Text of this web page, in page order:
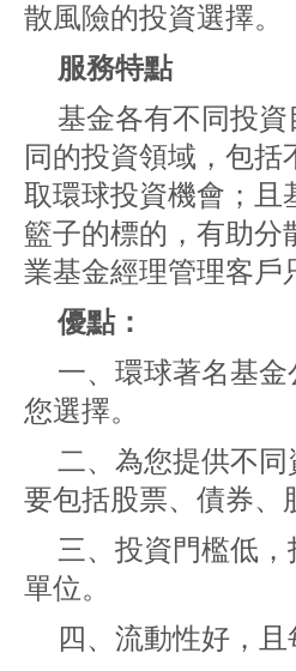
散風險的投資選擇。
服務特點
基金各有不同投
同的投資領域，包
取環球投資機會；且
籃子的標的，有助分
業基金經理管理客戶
優點：
一、環球著名基
您選擇。
二、為您提供不
要包括股票、債券、
三、投資門檻低
單位。
四、流動性好，